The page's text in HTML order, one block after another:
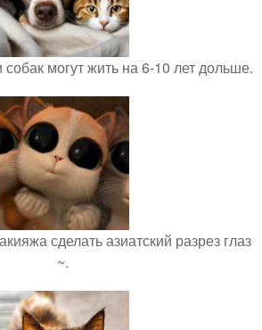
могут жить на 6-10 лет дольше.
сделать азиатский разрез глаз
~.